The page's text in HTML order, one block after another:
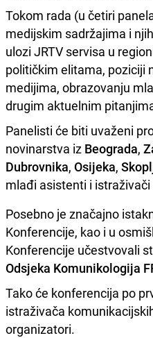
Tokom rada (u četiri
medijskim sadržajima i
ulozi JRTV servisa u
političkim elitama, poziciji
medijima, obrazovanju
drugim aktuelnim
Panelisti će biti uvaženi
novinarstva iz Beograda,
Dubrovnika, Osijeka,
mlađi asistenti i
Posebno je značajno
Konferencije, kao i u
Konferencije učestvovali
Odsjeka Komunikologija
Tako će konferencija po
istraživača
organizatori.